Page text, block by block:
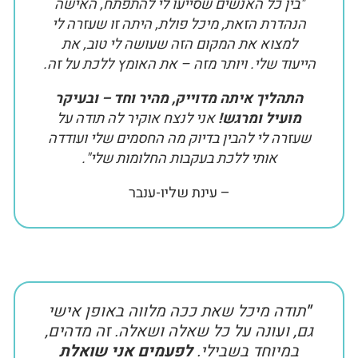
"בין כל האנשים שסייעו לי להתפתח, האישה
הנהדרת הזאת, מיכל פולת, היתה זו שעזרה לי
למצוא את המקום הזה שעושה לי טוב, את
הייעוד שלי. ויותר מזה – את האומץ ללכת על זה.
התהליך איתה מדוייק, מהיר וחד – ובעיקר
מועיל ומרגש!אני לנצח אוקיר לה תודה על
שעזרה לי להבין בדיוק מה החסמים שלי ועודדה
אותי ללכת בעקבות החלומות שלי".
– עינת שליו-ענבר
"תודה מיכל שאת ככה מלווה באופן אישי
גם, ועונה על כל שאלה ושאלה. זה מדהים,
במיוחד בשבילי.לפעמים אני שואלת